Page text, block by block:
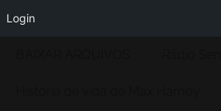
Login